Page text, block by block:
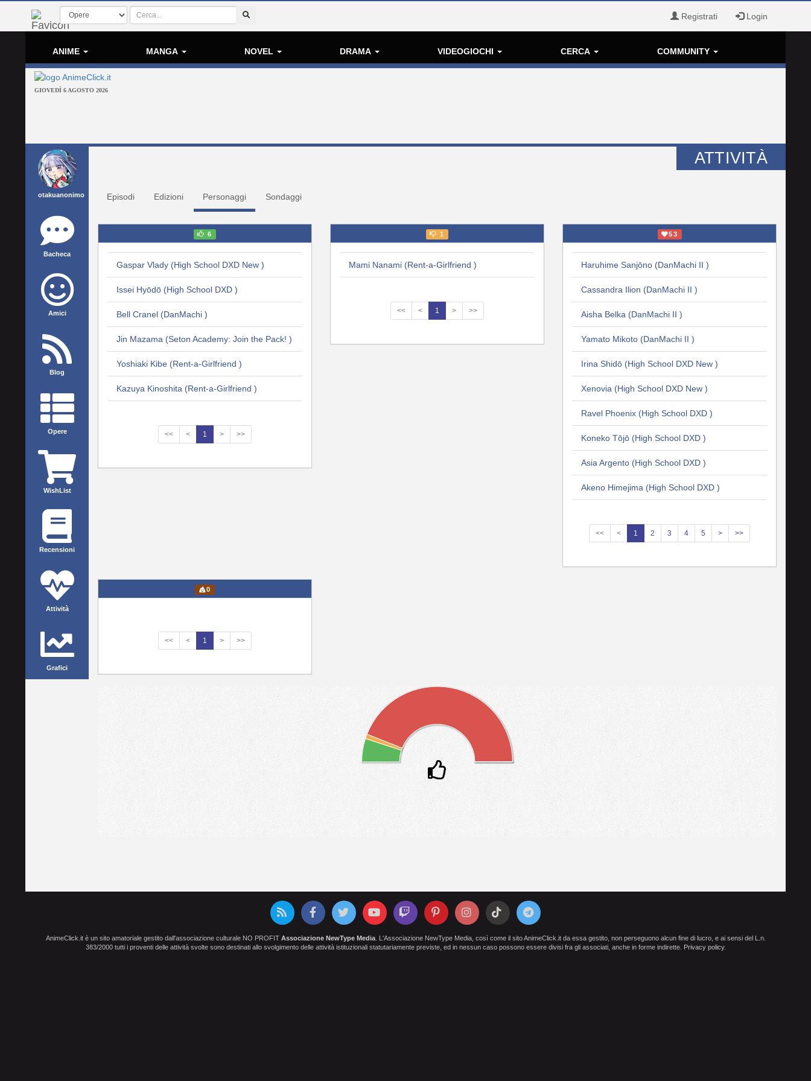
Registrati Login
ANIME MANGA NOVEL DRAMA VIDEOGIOCHI CERCA COMMUNITY
GIOVEDÌ 6 AGOSTO 2026
otakuanonimo
Bacheca
Amici
Blog
Opere
WishList
Recensioni
Attività
Grafici
ATTIVITÀ
Episodi Edizioni Personaggi Sondaggi
6
Gaspar Vlady (High School DXD New )
Issei Hyōdō (High School DXD )
Bell Cranel (DanMachi )
Jin Mazama (Seton Academy: Join the Pack! )
Yoshiaki Kibe (Rent-a-Girlfriend )
Kazuya Kinoshita (Rent-a-Girlfriend )
<< < 1 > >>
1
Mami Nanami (Rent-a-Girlfriend )
<< < 1 > >>
53
Haruhime Sanjōno (DanMachi II )
Cassandra Ilion (DanMachi II )
Aisha Belka (DanMachi II )
Yamato Mikoto (DanMachi II )
Irina Shidō (High School DXD New )
Xenovia (High School DXD New )
Ravel Phoenix (High School DXD )
Koneko Tōjō (High School DXD )
Asia Argento (High School DXD )
Akeno Himejima (High School DXD )
<< < 1 2 3 4 5 > >>
0
<< < 1 > >>
AnimeClick.it è un sito amatoriale gestito dall'associazione culturale NO PROFIT Associazione NewType Media. L'Associazione NewType Media, così come il sito AnimeClick.it da essa gestito, non perseguono alcun fine di lucro, e ai sensi del L.n.
383/2000 tutti i proventi delle attività svolte sono destinati allo svolgimento delle attività istituzionali statutariamente previste, ed in nessun caso possono essere divisi fra gli associati, anche in forme indirette. Privacy policy.